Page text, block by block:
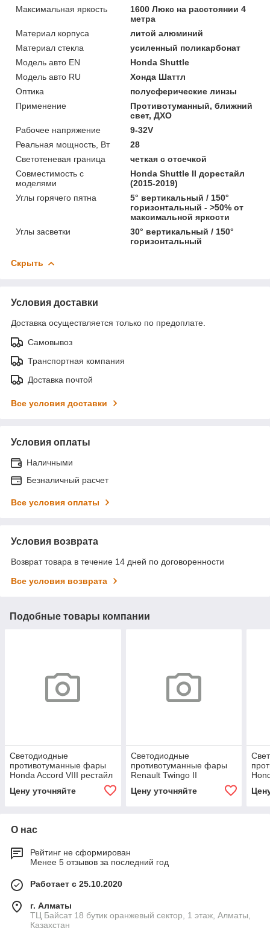
Максимальная яркость
1600 Люкс на расстоянии 4
метра
Материал корпуса
литой алюминий
Материал стекла
усиленный поликарбонат
Модель авто EN
Honda Shuttle
Модель авто RU
Хонда Шаттл
Оптика
полусферические линзы
Применение
Противотуманный, ближний
свет, ДХО
Рабочее напряжение
9-32V
Реальная мощность, Вт
28
Светотеневая граница
четкая с отсечкой
Совместимость с
моделями
Honda Shuttle II дорестайл
(2015-2019)
Углы горячего пятна
5° вертикальный / 150°
горизонтальный - >50% от
максимальной яркости
Углы засветки
30° вертикальный / 150°
горизонтальный
Скрыть
Условия доставки
Доставка осуществляется только по предоплате.
Самовывоз
Транспортная компания
Доставка почтой
Все условия доставки
Условия оплаты
Наличными
Безналичный расчет
Все условия оплаты
Условия возврата
Возврат товара в течение 14 дней по договоренности
Все условия возврата
Подобные товары компании
Светодиодные
противотуманные фары
Honda Accord VIII рестайл
Цену уточняйте
Светодиодные
противотуманные фары
Renault Twingo II
Tempus
Цену уточняйте
О нас
Рейтинг не сформирован
Менее 5 отзывов за последний год
Работает с 25.10.2020
г. Алматы
ТЦ Байсат 18 бутик оранжевый сектор, 1 этаж, Алматы,
Казахстан